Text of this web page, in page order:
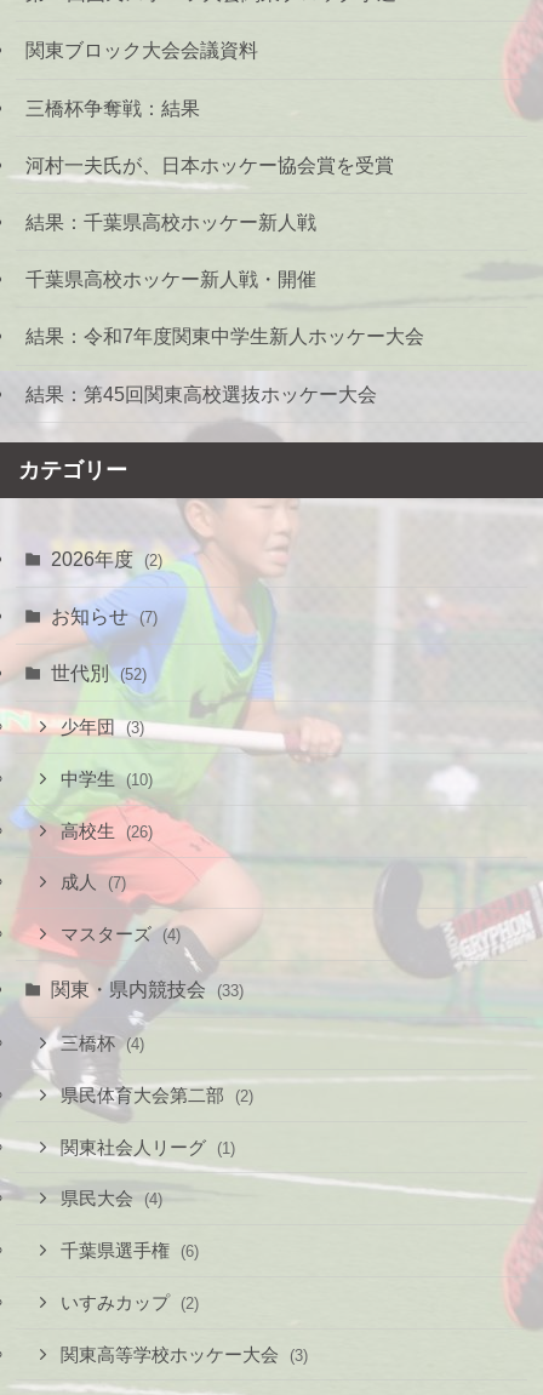
関東ブロック大会会議資料
三橋杯争奪戦：結果
河村一夫氏が、日本ホッケー協会賞を受賞
結果：千葉県高校ホッケー新人戦
千葉県高校ホッケー新人戦・開催
結果：令和7年度関東中学生新人ホッケー大会
結果：第45回関東高校選抜ホッケー大会
カテゴリー
2026年度 (2)
お知らせ (7)
世代別 (52)
少年団 (3)
中学生 (10)
高校生 (26)
成人 (7)
マスターズ (4)
関東・県内競技会 (33)
三橋杯 (4)
県民体育大会第二部 (2)
関東社会人リーグ (1)
県民大会 (4)
千葉県選手権 (6)
いすみカップ (2)
関東高等学校ホッケー大会 (3)